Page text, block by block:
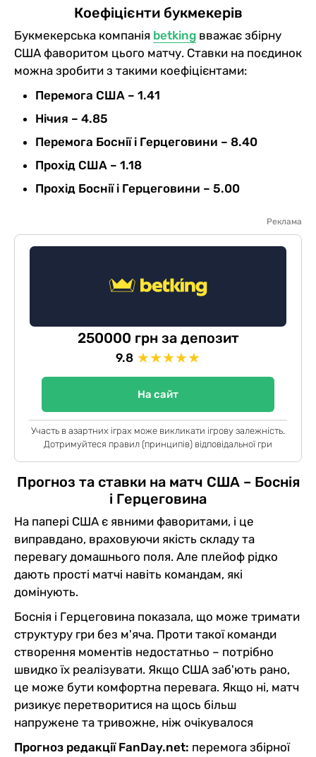
Коефіцієнти букмекерів
Букмекерська компанія betking вважає збірну
США фаворитом цього матчу. Ставки на поєдинок
можна зробити з такими коефіцієнтами:
Перемога США – 1.41
Нічия – 4.85
Перемога Боснії і Герцеговини – 8.40
Прохід США – 1.18
Прохід Боснії і Герцеговини – 5.00
Реклама
250000 грн за депозит
9.8 ★★★★★
На сайт
Участь в азартних іграх може викликати ігрову залежність.
Дотримуйтеся правил (принципів) відповідальної гри
Прогноз та ставки на матч США – Боснія
і Герцеговина
На папері США є явними фаворитами, і це
виправдано, враховуючи якість складу та
перевагу домашнього поля. Але плейоф рідко
дають прості матчі навіть командам, які
домінують.
Боснія і Герцеговина показала, що може тримати
структуру гри без м'яча. Проти такої команди
створення моментів недостатньо – потрібно
швидко їх реалізувати. Якщо США заб'ють рано,
це може бути комфортна перевага. Якщо ні, матч
ризикує перетворитися на щось більш
напружене та тривожне, ніж очікувалося
Прогноз редакції FanDay.net: перемога збірної